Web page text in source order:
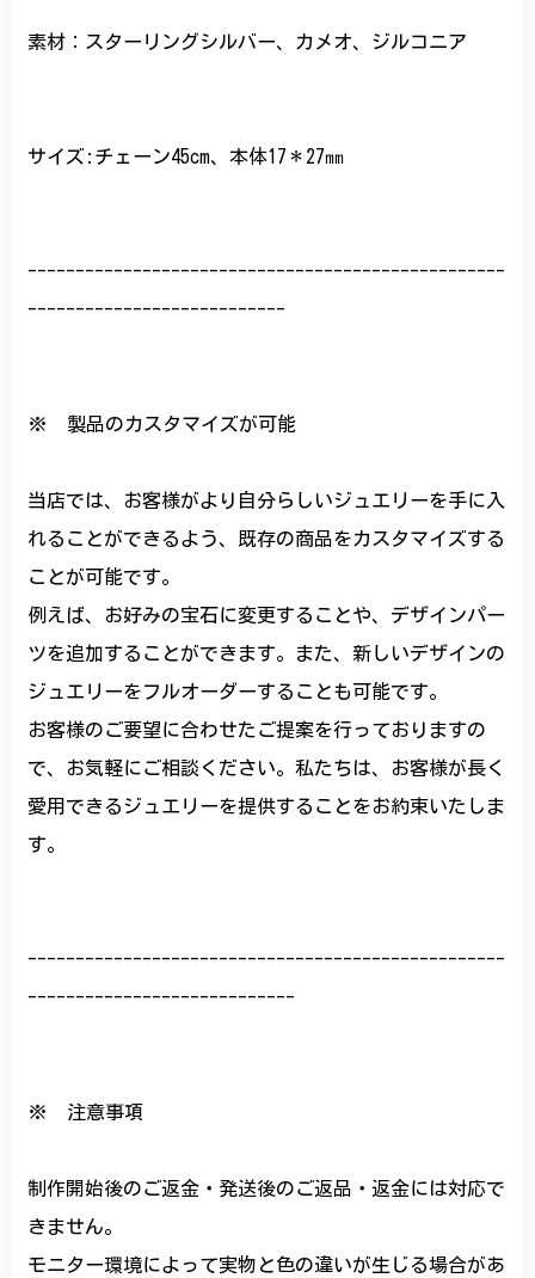
素材：スターリングシルバー、カメオ、ジルコニア
サイズ:チェーン45cm、本体17＊27㎜
--------------------------------------------------
---------------------------
※ 製品のカスタマイズが可能
当店では、お客様がより自分らしいジュエリーを手に入
れることができるよう、既存の商品をカスタマイズする
ことが可能です。
例えば、お好みの宝石に変更することや、デザインパー
ツを追加することができます。また、新しいデザインの
ジュエリーをフルオーダーすることも可能です。
お客様のご要望に合わせたご提案を行っておりますの
で、お気軽にご相談ください。私たちは、お客様が長く
愛用できるジュエリーを提供することをお約束いたしま
す。
--------------------------------------------------
----------------------------
※ 注意事項
制作開始後のご返金・発送後のご返品・返金には対応で
きません。
モニター環境によって実物と色の違いが生じる場合があ